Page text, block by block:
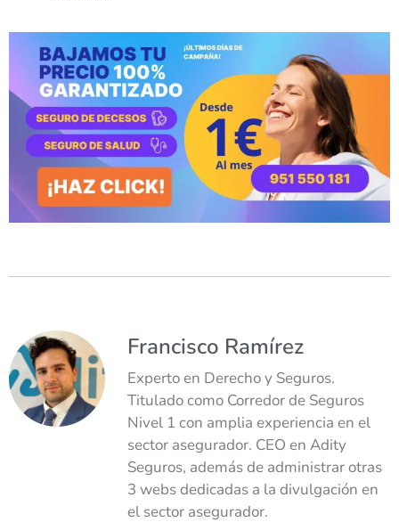
Francisco Ramírez
Experto en Derecho y Seguros.
Titulado como Corredor de Seguros
Nivel 1 con amplia experiencia en el
sector asegurador. CEO en Adity
Seguros, además de administrar otras
3 webs dedicadas a la divulgación en
el sector asegurador.